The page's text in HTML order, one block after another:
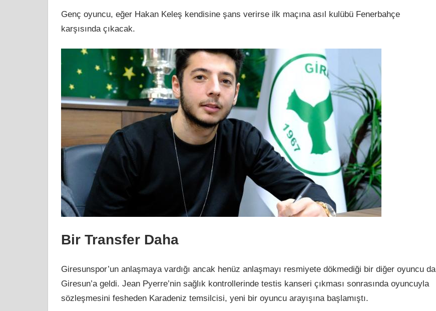
Genç oyuncu, eğer Hakan Keleş kendisine şans verirse ilk maçına asıl kulübü Fenerbahçe
karşısında çıkacak.
Bir Transfer Daha
Giresunspor’un anlaşmaya vardığı ancak henüz anlaşmayı resmiyete dökmediği bir diğer oyuncu da
Giresun’a geldi. Jean Pyerre’nin sağlık kontrollerinde testis kanseri çıkması sonrasında oyuncuyla
sözleşmesini fesheden Karadeniz temsilcisi, yeni bir oyuncu arayışına başlamıştı.